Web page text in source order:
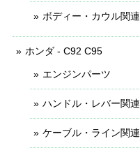
ボディー・カウル関連
ホンダ - C92 C95
エンジンパーツ
ハンドル・レバー関連
ケーブル・ライン関連